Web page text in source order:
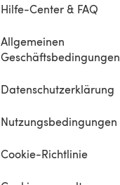
Hilfe-Center & FAQ
Allgemeinen
Geschäftsbedingungen
Datenschutzerklärung
Nutzungsbedingungen
Cookie-Richtlinie